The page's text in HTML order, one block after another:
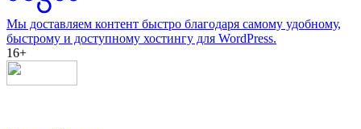
Мы доставляем контент быстро благодаря самому удобному,
быстрому и доступному хостингу для WordPress.
16+